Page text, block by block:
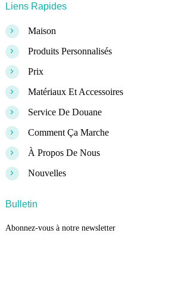
Liens Rapides
> Maison
> Produits Personnalisés
> Prix
> Matériaux Et Accessoires
> Service De Douane
> Comment Ça Marche
> À Propos De Nous
> Nouvelles
Bulletin
Abonnez-vous à notre newsletter